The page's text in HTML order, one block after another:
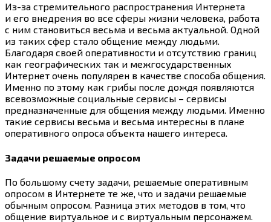
Из-за стремительного распространения Интернета
и его внедрения во все сферы жизни человека, работа
с ним становиться весьма и весьма актуальной. Одной
из таких сфер стало общение между людьми.
Благодаря своей оперативности и отсутствию границ
как географических так и межгосударственных
Интернет очень популярен в качестве способа общения.
Именно по этому как грибы после дождя появляются
всевозможные социальные сервисы – сервисы
предназначенные для общения между людьми. Именно
такие сервисы весьма и весьма интересны в плане
оперативного опроса объекта нашего интереса.
Задачи решаемые опросом
По большому счету задачи, решаемые оперативным
опросом в Интернете те же, что и задачи решаемые
обычным опросом. Разница этих методов в том, что
общение виртуальное и с виртуальным персонажем.